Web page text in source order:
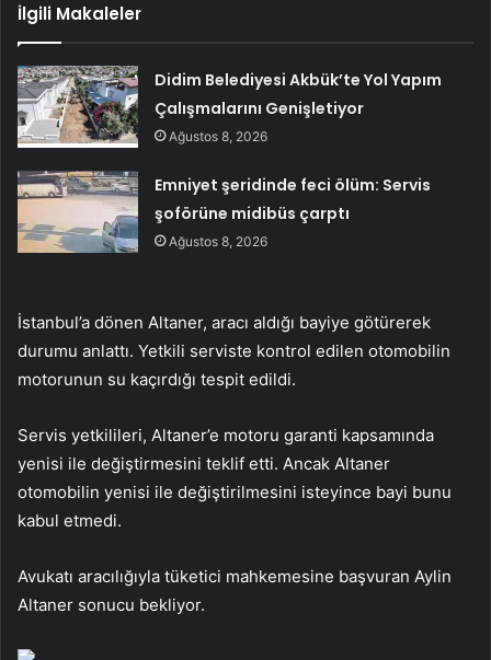
İlgili Makaleler
Didim Belediyesi Akbük’te Yol Yapım
Çalışmalarını Genişletiyor
Ağustos 8, 2026
Emniyet şeridinde feci ölüm: Servis
şoförüne midibüs çarptı
Ağustos 8, 2026
İstanbul’a dönen Altaner, aracı aldığı bayiye götürerek
durumu anlattı. Yetkili serviste kontrol edilen otomobilin
motorunun su kaçırdığı tespit edildi.
Servis yetkilileri, Altaner’e motoru garanti kapsamında
yenisi ile değiştirmesini teklif etti. Ancak Altaner
otomobilin yenisi ile değiştirilmesini isteyince bayi bunu
kabul etmedi.
Avukatı aracılığıyla tüketici mahkemesine başvuran Aylin
Altaner sonucu bekliyor.